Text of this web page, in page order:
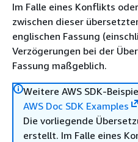
Im Falle eines Konflikts
zwischen dieser
englischen Fassung
Verzögerungen bei der
Fassung maßgeblich.
Weitere AWS SDK-
AWS Doc SDK Examples
Die vorliegende
erstellt. Im Falle eines